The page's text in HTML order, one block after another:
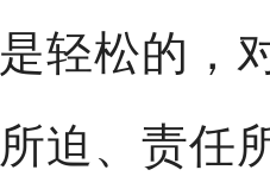
是轻松的，
所迫、责任